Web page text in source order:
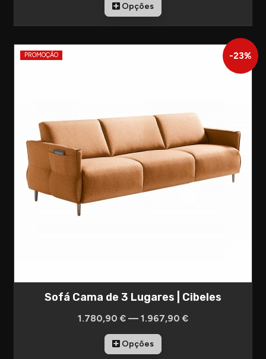
Opções
-23%
PROMOÇÃO
Sofá Cama de 3 Lugares | Cibeles
1.780,90 € — 1.967,90 €
Opções